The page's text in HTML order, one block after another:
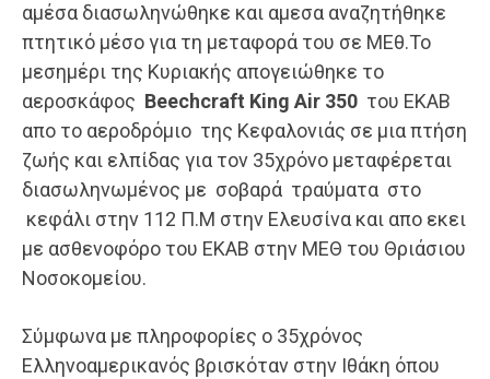
αμέσα διασωληνώθηκε και αμεσα αναζητήθηκε
πτητικό μέσο για τη μεταφορά του σε ΜΕθ.Το
μεσημέρι της Κυριακής απογειώθηκε το
αεροσκάφος Beechcraft King Air 350 του ΕΚΑΒ
απο το αεροδρόμιο της Κεφαλονιάς σε μια πτήση
ζωής και ελπίδας για τον 35χρόνο μεταφέρεται
διασωληνωμένος με σοβαρά τραύματα στο
κεφάλι στην 112 Π.Μ στην Ελευσίνα και απο εκει
με ασθενοφόρο του ΕΚΑΒ στην ΜΕΘ του Θριάσιου
Νοσοκομείου.
Σύμφωνα με πληροφορίες ο 35χρόνος
Ελληνοαμερικανός βρισκόταν στην Ιθάκη όπου